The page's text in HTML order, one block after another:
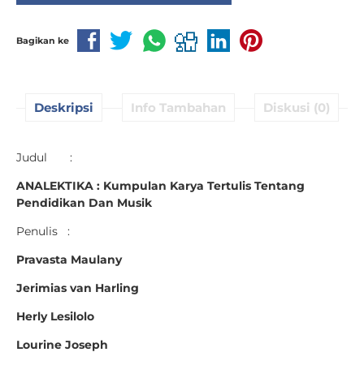
Bagikan ke
Deskripsi Info Tambahan Diskusi (0)
Judul :
ANALEKTIKA : Kumpulan Karya Tertulis Tentang
Pendidikan Dan Musik
Penulis :
Pravasta Maulany
Jerimias van Harling
Herly Lesilolo
Lourine Joseph